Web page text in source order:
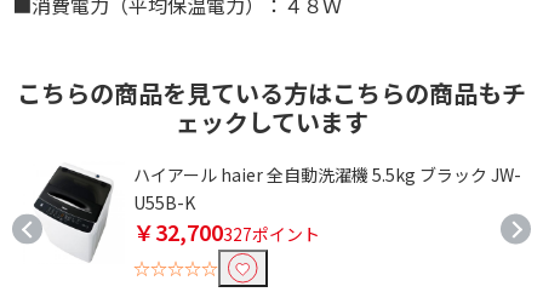
こちらの商品を見ている方はこちらの商品もチ
ェックしています
ハイアール haier 全自動洗濯機 5.5kg ブラック JW-
U55B-K
￥32,700327ポイント
☆☆☆☆☆